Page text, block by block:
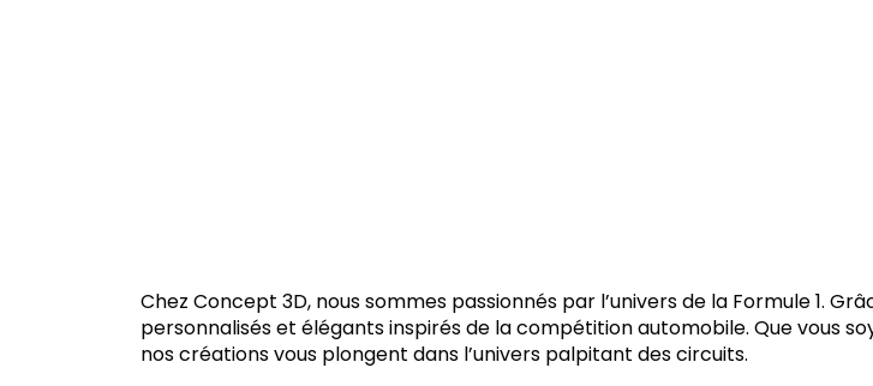
Chez Concept 3D, nous sommes passionnés par l’univers de la Formule 1.
personnalisés et élégants inspirés de la compétition automobile. Que vous
nos créations vous plongent dans l’univers palpitant des circuits.